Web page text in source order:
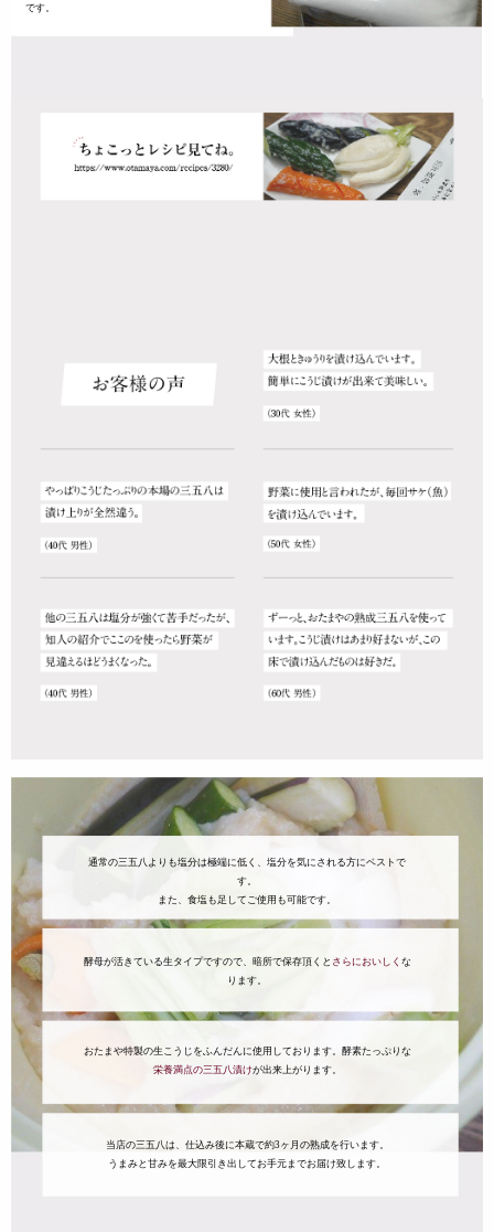
です。
通常の三五八よりも塩分は極端に低く、塩分を気にされる方にベストで
す。
また、食塩も足してご使用も可能です。
酵母が活きている生タイプですので、暗所で保存頂くと さらにおいしく な
ります。
おたまや特製の生こうじをふんだんに使用しております。酵素たっぷりな
栄養満点の三五八漬けが出来上がります。
当店の三五八は、仕込み後に本蔵で約3ヶ月の熟成を行います。
うまみと甘みを最大限引き出してお手元までお届け致します。